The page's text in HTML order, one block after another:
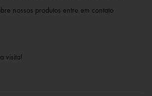
nossos produtos entre em contato
visita!